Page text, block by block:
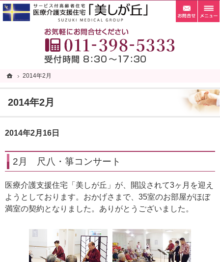
ホーム
2014年2月
2014年2月
札幌市清田区の老人ホーム・サービス付き高齢者向け住宅・サ高住なら当施設へ。
札幌市清田区の老人ホーム・サービス付き高齢者向け住宅・サ高住なら自家菜園がある「
2014年2月16日
2月 尺八・箏コンサート
医療介護支援住宅「美しが丘」が、開設されて3ヶ月を迎え
ようとしております。おかげさまで、35室のお部屋がほぼ
満室の契約となりました。ありがとうございました。
お
ホーム
2014年2月